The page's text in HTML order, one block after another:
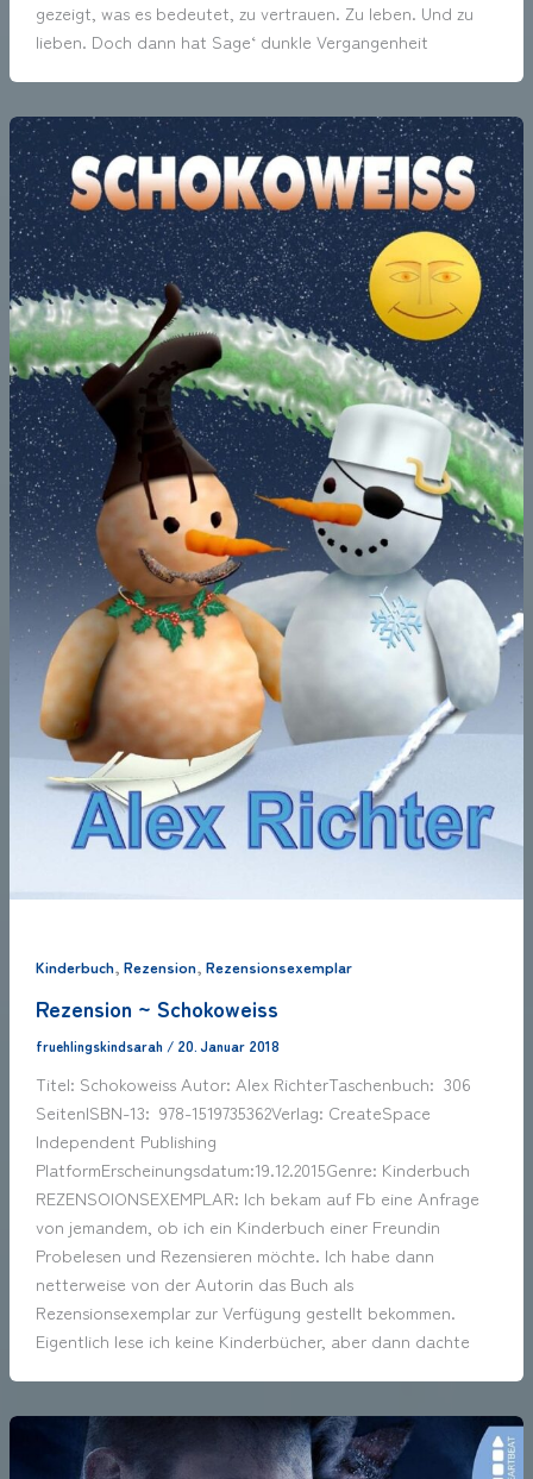
gezeigt, was es bedeutet, zu vertrauen. Zu leben. Und zu
lieben. Doch dann hat Sage‘ dunkle Vergangenheit
Kinderbuch, Rezension, Rezensionsexemplar
Rezension ~ Schokoweiss
fruehlingskindsarah / 20. Januar 2018
Titel: Schokoweiss Autor: Alex RichterTaschenbuch: ‎ 306
SeitenISBN-13: ‎ 978-1519735362Verlag: CreateSpace
Independent Publishing
PlatformErscheinungsdatum:19.12.2015Genre: Kinderbuch
REZENSOIONSEXEMPLAR: Ich bekam auf Fb eine Anfrage
von jemandem, ob ich ein Kinderbuch einer Freundin
Probelesen und Rezensieren möchte. Ich habe dann
netterweise von der Autorin das Buch als
Rezensionsexemplar zur Verfügung gestellt bekommen.
Eigentlich lese ich keine Kinderbücher, aber dann dachte